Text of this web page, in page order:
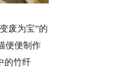
废为宝”的
便便制作
的竹纤